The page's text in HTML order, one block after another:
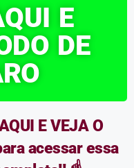
E
DE
E VEJA O
acessar essa